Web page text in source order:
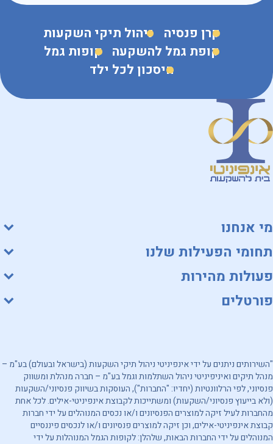
קרן פנסיה ניהול תיקי השקעות
קופת גמל להשקעה קופות גמל
חיסכון לכל ילד
מי אנחנו
תחומי הפעילות שלנו
פעולות מהירות
פורטלים
"השירותים ניתנים על ידי אינפיניטי ניהול תיקי השקעות (בישראל ובעולם) בע"מ –
מנהל תיקים ואיניפיניטי ניהול השתלמות וגמל בע"מ – חברה מנהלת ומשווק
פנסיוני, לפי הרלוונטיות (יחדיו: "החברות"), העוסקות בשיווק פנסיוני/השקעות
(ולא בייעוץ פנסיוני/השקעות) ומשתייכות לקבוצת אינפיניטי-אילים. לכל אחת
מהחברות לעיל זיקה למוצרים הפנסיונים ו/או נכסים המנוהלים על ידי חברות
קבוצת אינפיניטי-אילים, וכן זיקה למוצרים פנסיונים ו/או לנכסים פיננסיים
המנוהלים על ידי החברות הבאות, שלהלן: לקופות הגמל המנוהלות על ידי